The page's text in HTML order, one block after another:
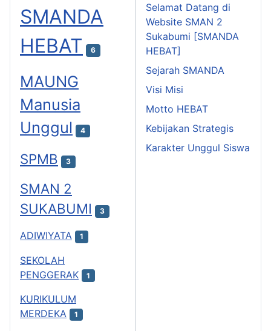
SMANDA
HEBAT
6
MAUNG
Manusia
Unggul
4
SPMB 3
SMAN 2
SUKABUMI
3
ADIWIYATA 1
SEKOLAH
PENGGERAK
1
KURIKULUM
MERDEKA
1
Selamat Datang di
Website SMAN 2
Sukabumi [SMANDA
HEBAT]
Sejarah SMANDA
Visi Misi
Motto HEBAT
Kebijakan Strategis
Karakter Unggul Siswa